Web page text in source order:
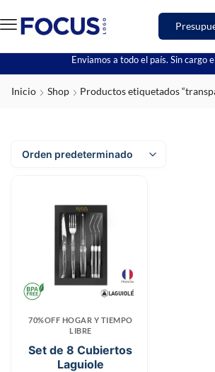
Enviamos a todo el país. Sin cargo
Inicio Shop Productos etiquetados
70%OFF HOGAR Y TIEMPO
LIBRE
Set de 8 Cubiertos
Laguiole